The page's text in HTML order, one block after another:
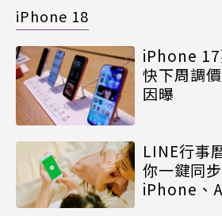
iPhone 18
iPhone 17
快下周調
因曝
LINE行事
你一鍵同
iPhone、